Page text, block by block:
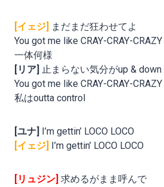
[イェジ]
まだまだ狂わせてよ
You got me like CRAY-CRAY-
一体何様
[リア] 止まらない気分がup & down
You got me like CRAY-CRAY-
私はoutta control
[ユナ]
I’m gettin’ LOCO LOCO
[イェジ]
I’m gettin’ LOCO LOCO
[リュジン] 求めるがまま呼んで